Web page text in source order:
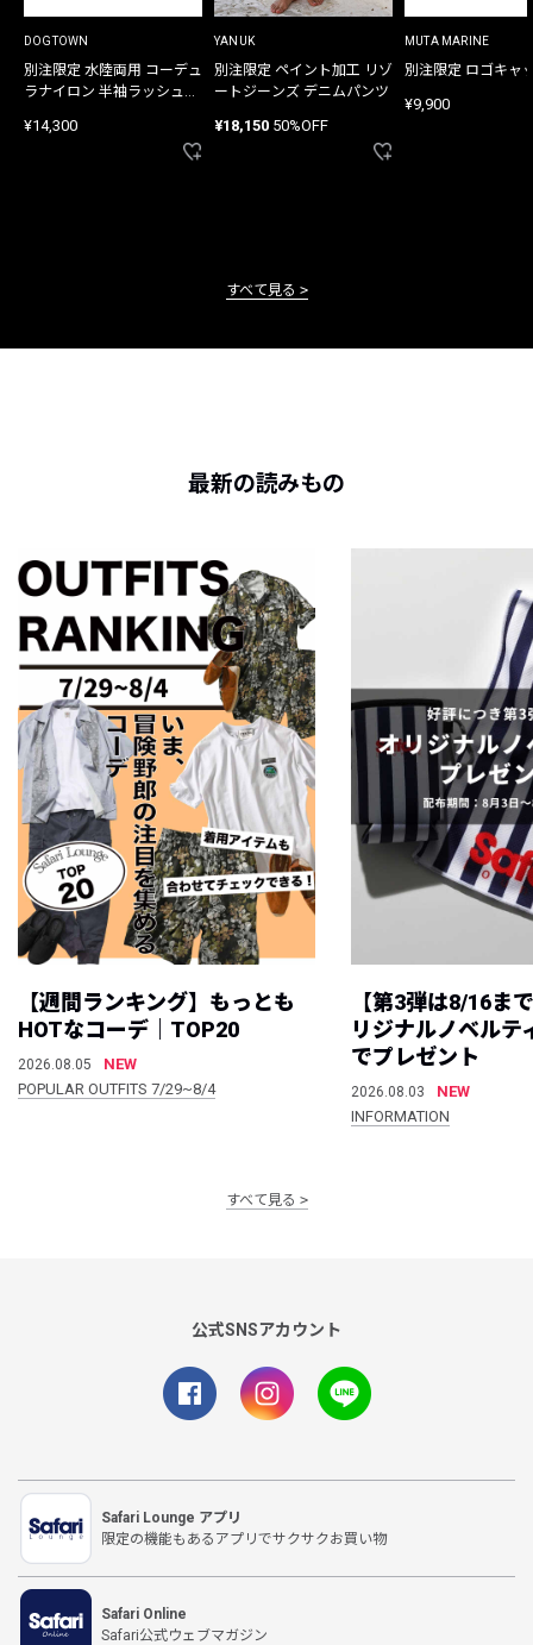
DOGTOWN
別注限定 水陸両用 コーデュ
ラナイロン 半袖ラッシュガ
¥14,300
YANUK
別注限定 ペイント加工 リゾ
ートジーンズ デニムパンツ
¥18,150 50%OFF
MUTA MARINE
別注限定 ロゴキャ
¥9,900
すべて見る
最新の読みもの
【週間ランキング】もっとも
HOTなコーデ｜TOP20
2026.08.05
NEW
POPULAR OUTFITS 7/29~8/4
【第3弾は8/16ま
リジナルノベルテ
でプレゼント
2026.08.03
NEW
INFORMATION
すべて見る
公式SNSアカウント
Safari Lounge アプリ
限定の機能もあるアプリでサクサクお買い物
Safari Online
Safari公式ウェブマガジン